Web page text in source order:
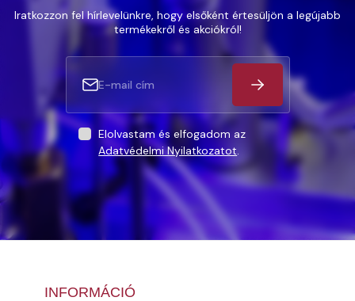
Iratkozzon fel hírlevelünkre, hogy elsőként értesüljön a legújabb
termékekről és akciókról!
Elolvastam és elfogadom az
Adatvédelmi Nyilatkozatot.
INFORMÁCIÓ